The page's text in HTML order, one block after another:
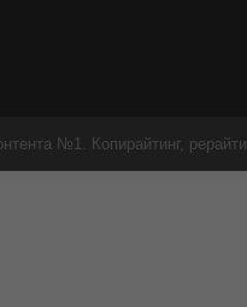
№1. Копирайтинг,